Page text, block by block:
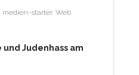
medien-starter, Web
und Judenhass am